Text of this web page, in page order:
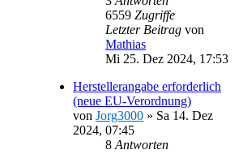
6559 Zugriffe
Letzter Beitrag von
Mathias
Mi 25. Dez 2024, 17:53
Herstellerangabe erforderlich
(neue EU-Verordnung)
von Jorg3000 » Sa 14. Dez
2024, 07:45
8 Antworten